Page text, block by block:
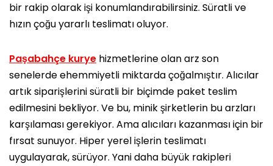
bir rakip olarak işi konumlandırabilirsiniz. Süratli ve
hızın çoğu yararlı teslimatı oluyor.
Paşabahçe kurye hizmetlerine olan arz son
senelerde ehemmiyetli miktarda çoğalmıştır. Alıcılar
artık siparişlerini süratli bir biçimde paket teslim
edilmesini bekliyor. Ve bu, minik şirketlerin bu arzları
karşılaması gerekiyor. Ama alıcıları kazanması için bir
fırsat sunuyor. Hiper yerel işlerin teslimatı
uygulayarak, sürüyor. Yani daha büyük rakipleri